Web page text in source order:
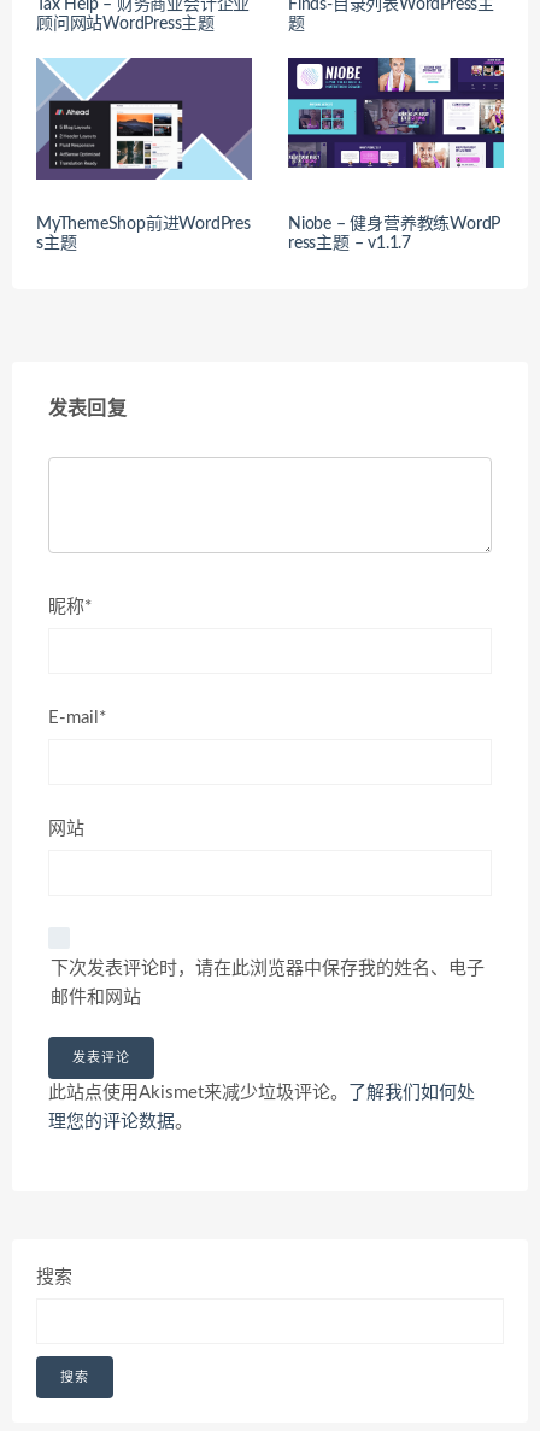
Tax Help – 财务商业会计企业
顾问网站WordPress主题
Finds-目录列表WordPress主
题
MyThemeShop前进WordPres
s主题
Niobe – 健身营养教练WordP
ress主题 – v1.1.7
发表回复
昵称*
E-mail*
网站
下次发表评论时，请在此浏览器中保存我的姓名、电子
邮件和网站
此站点使用Akismet来减少垃圾评论。
了解我们如何处
理您的评论数据。
搜索
搜索